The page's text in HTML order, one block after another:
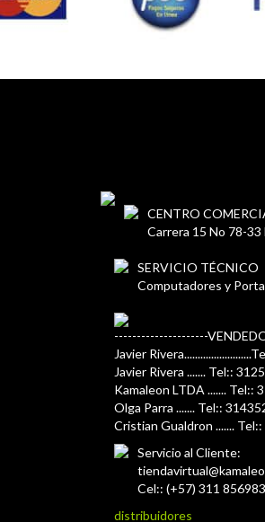
CENTRO
Carrera 15 No 78-33
SERVICIO TÉCNICO
Computadores y
---------------------
Javier
Javier Rivera ....... Tel::
Kamaleon LTDA ....... Tel::
Olga Parra ....... Tel::
Cristian Gualdron .......
Servicio al Cliente:
Cel:: (+57) 311
distribuidores